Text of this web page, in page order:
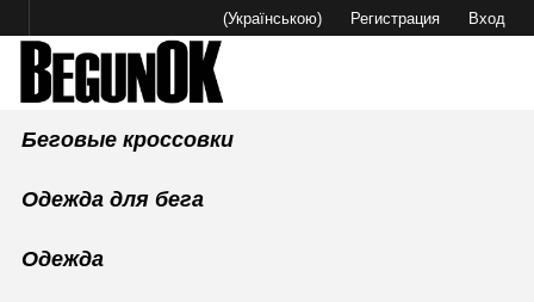
(Українською) Регистрация Вход
Беговые кроссовки
Одежда для бега
Одежда